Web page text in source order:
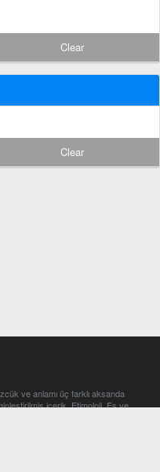
Clear
Clear
ve anlamı üç farklı aksanda
içerik. Etimoloji, Eş ve